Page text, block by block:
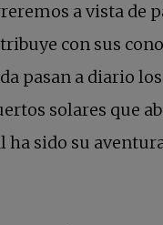
a vista de
con sus
pasan a diario
solares que
ha sido su